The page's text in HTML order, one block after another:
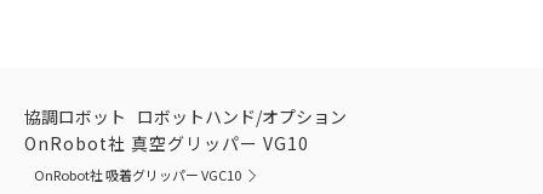
協調ロボット ロボットハンド/オプション
OnRobot社 真空グリッパー VG10
OnRobot社 吸着グリッパー VGC10